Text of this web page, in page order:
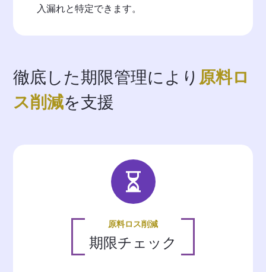
入漏れと特定できます。
徹底した期限管理により 原料ロ
ス削減を支援
原料ロス削減
期限チェック